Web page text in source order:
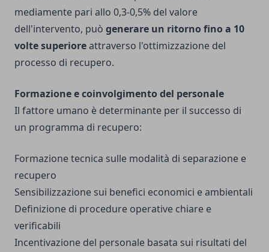
mediamente pari allo 0,3-0,5% del valore
dell'intervento, può generare un ritorno fino a 10
volte superioreattraverso l'ottimizzazione del
processo di recupero.
Formazione e coinvolgimento del personale
Il fattore umano è determinante per il successo di
un programma di recupero:
Formazione tecnica sulle modalità di separazione e
recupero
Sensibilizzazione sui benefici economici e ambientali
Definizione di procedure operative chiare e
verificabili
Incentivazione del personale basata sui risultati del